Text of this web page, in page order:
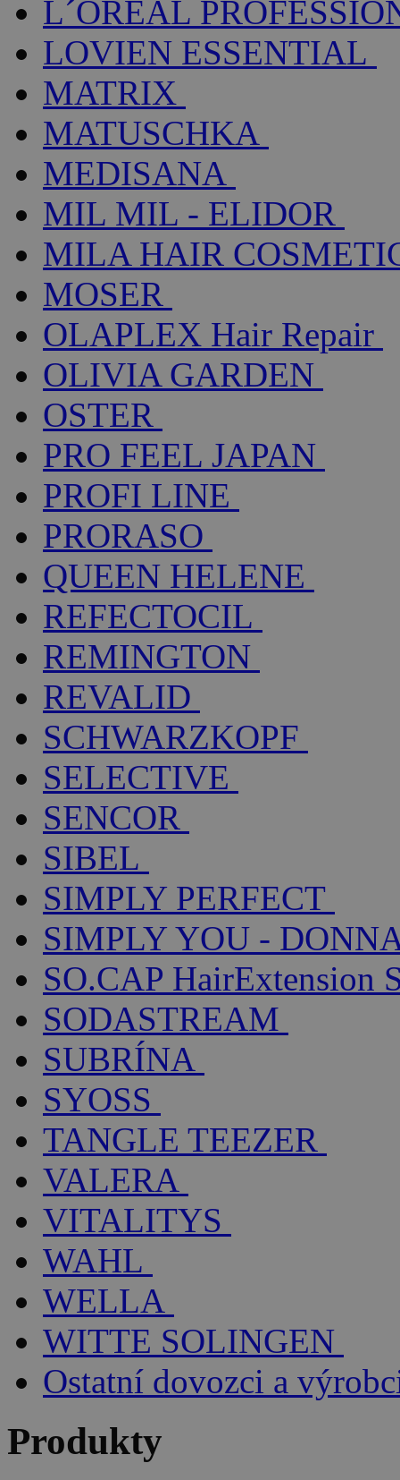
L´ORÉAL
LOVIEN ESSENTIAL
MATRIX
MATUSCHKA
MEDISANA
MIL MIL - ELIDOR
MILA HAIR
MOSER
OLAPLEX Hair Repair
OLIVIA GARDEN
OSTER
PRO FEEL JAPAN
PROFI LINE
PRORASO
QUEEN HELENE
REFECTOCIL
REMINGTON
REVALID
SCHWARZKOPF
SELECTIVE
SENCOR
SIBEL
SIMPLY PERFECT
SIMPLY YOU -
SO.CAP HairExtension
SODASTREAM
SUBRÍNA
SYOSS
TANGLE TEEZER
VALERA
VITALITYS
WAHL
WELLA
WITTE SOLINGEN
Ostatní dovozci a
Produkty